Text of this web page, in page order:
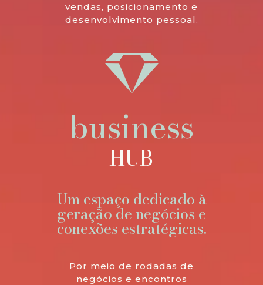
vendas, posicionamento e
desenvolvimento pessoal.
business
HUB
Um espaço dedicado à
geração de negócios e
conexões estratégicas.
Por meio de rodadas de
negócios e encontros